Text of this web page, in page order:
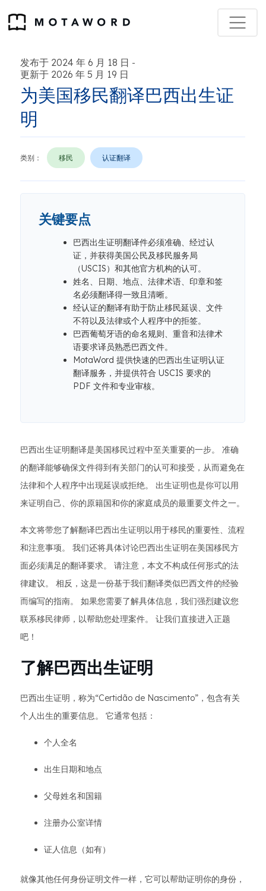
发布于 2024 年 6 月 18 日 -
更新于 2026 年 5 月 19 日
为美国移民翻译巴西出生证
明
类别： 移民 认证翻译
关键要点
巴西出生证明翻译件必须准确、经过认
证，并获得美国公民及移民服务局
（USCIS）和其他官方机构的认可。
姓名、日期、地点、法律术语、印章和签
名必须翻译得一致且清晰。
经认证的翻译有助于防止移民延误、文件
不符以及法律或个人程序中的拒签。
巴西葡萄牙语的命名规则、重音和法律术
语要求译员熟悉巴西文件。
MotaWord 提供快速的巴西出生证明认证
翻译服务，并提供符合 USCIS 要求的
PDF 文件和专业审核。
巴西出生证明翻译是美国移民过程中至关重要的一步。 准确
的翻译能够确保文件得到有关部门的认可和接受，从而避免在
法律和个人程序中出现延误或拒绝。 出生证明也是你可以用
来证明自己、你的原籍国和你的家庭成员的最重要文件之一。
本文将带您了解翻译巴西出生证明以用于移民的重要性、流程
和注意事项。 我们还将具体讨论巴西出生证明在美国移民方
面必须满足的翻译要求。 请注意，本文不构成任何形式的法
律建议。 相反，这是一份基于我们翻译类似巴西文件的经验
而编写的指南。 如果您需要了解具体信息，我们强烈建议您
联系移民律师，以帮助您处理案件。 让我们直接进入正题
吧！
了解巴西出生证明
巴西出生证明，称为“Certidão de Nascimento”，包含有关
个人出生的重要信息。 它通常包括：
个人全名
出生日期和地点
父母姓名和国籍
注册办公室详情
证人信息（如有）
就像其他任何身份证明文件一样，它可以帮助证明你的身份，